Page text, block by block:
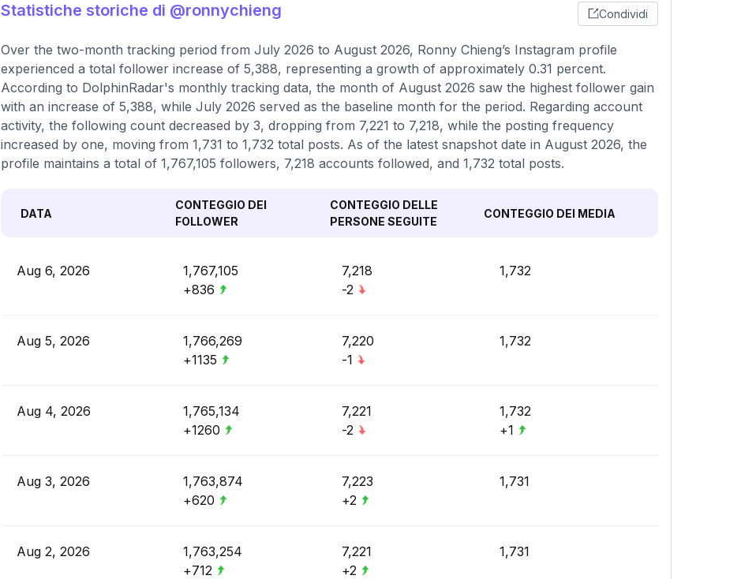
Statistiche storiche di @ronnychieng Condividi
Over the two-month tracking period from July 2026 to August 2026, Ronny Chieng’s Instagram profile
experienced a total follower increase of 5,388, representing a growth of approximately 0.31 percent.
According to DolphinRadar's monthly tracking data, the month of August 2026 saw the highest follower gain
with an increase of 5,388, while July 2026 served as the baseline month for the period. Regarding account
activity, the following count decreased by 3, dropping from 7,221 to 7,218, while the posting frequency
increased by one, moving from 1,731 to 1,732 total posts. As of the latest snapshot date in August 2026, the
profile maintains a total of 1,767,105 followers, 7,218 accounts followed, and 1,732 total posts.
DATA
CONTEGGIO DEI
FOLLOWER
CONTEGGIO DELLE
PERSONE SEGUITE
CONTEGGIO DEI MEDIA
Aug 6, 2026
1,767,105
+836
7,218
-2
1,732
Aug 5, 2026
1,766,269
+1135
7,220
-1
1,732
Aug 4, 2026
1,765,134
+1260
7,221
-2
1,732
+1
Aug 3, 2026
1,763,874
+620
7,223
+2
1,731
Aug 2, 2026
1,763,254
+712
7,221
+2
1,731